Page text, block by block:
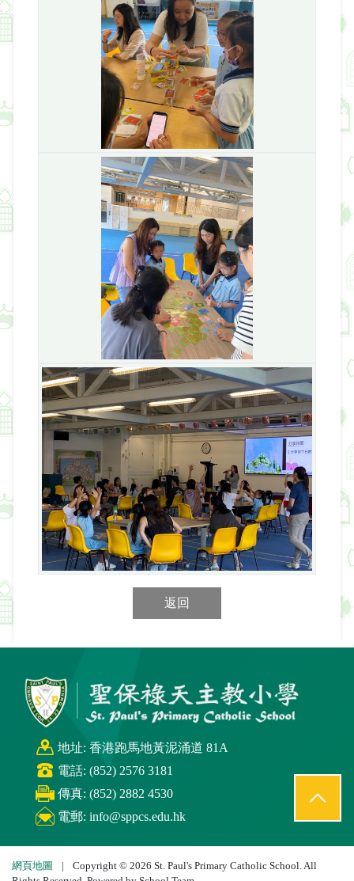
返回
地址: 香港跑馬地黃泥涌道 81A
電話: (852) 2576 3181
傳真: (852) 2882 4530
電郵: info@sppcs.edu.hk
網頁地圖
Copyright © 2026 St. Paul's Primary Catholic School. All